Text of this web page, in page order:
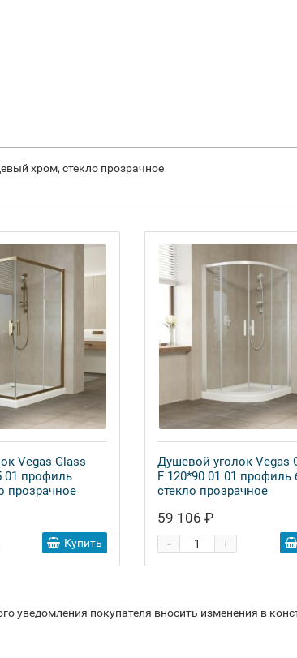
хром, стекло прозрачное
Vegas Glass
01 профиль
прозрачное
Купить
Душевой уголок Vegas
F 120*90 01 01 профиль
стекло прозрачное
59 106 ₽
+
-
уведомления покупателя вносить изменения в